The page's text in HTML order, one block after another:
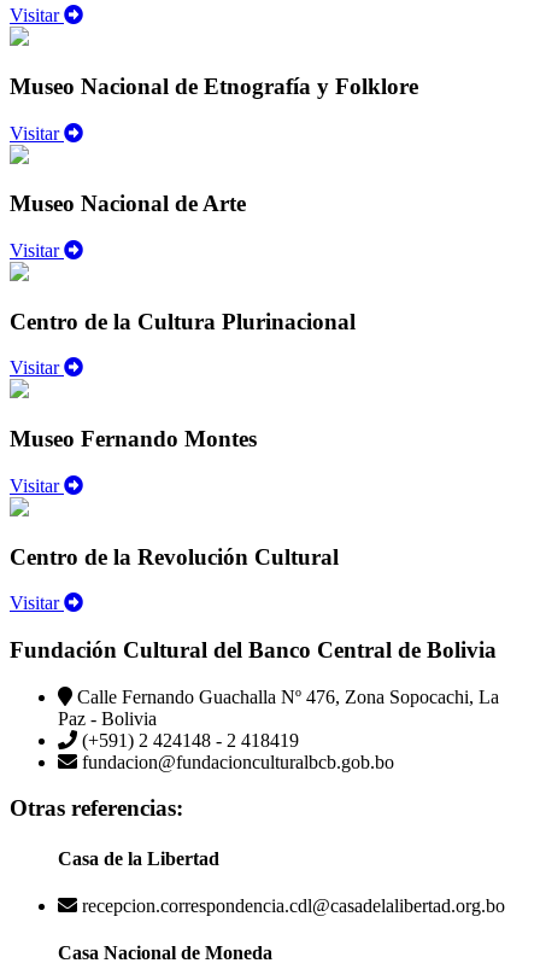
Visitar
Museo Nacional de Etnografía y Folklore
Visitar
Museo Nacional de Arte
Visitar
Centro de la Cultura Plurinacional
Visitar
Museo Fernando Montes
Visitar
Centro de la Revolución Cultural
Visitar
Fundación Cultural del Banco Central de Bolivia
Calle Fernando Guachalla Nº 476, Zona Sopocachi, La
Paz - Bolivia
(+591) 2 424148 - 2 418419
fundacion@fundacionculturalbcb.gob.bo
Otras referencias:
Casa de la Libertad
recepcion.correspondencia.cdl@casadelalibertad.org.bo
Casa Nacional de Moneda